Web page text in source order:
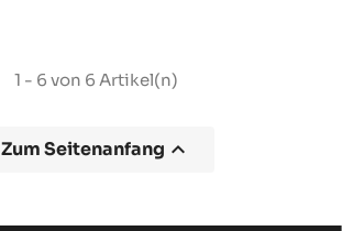
1 - 6 von 6 Artikel(n)
Zum Seitenanfang 